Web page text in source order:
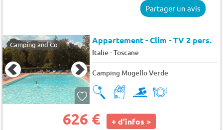
Partager un avis
Camping and Co Appartement - Clim - TV 2 pers.
Italie-Toscane
Camping Mugello Verde
626 € + d'infos >